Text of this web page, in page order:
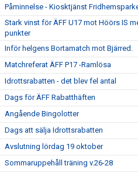
Påminnelse - Kiosktjänst
Stark vinst för ÄFF U17 mot Höörs IS
punkter
Inför helgens Bortamatch mot Bjärred.
Matchreferat ÄFF P17 -Ramlösa
Idrottsrabatten - det blev fel antal
Dags för ÄFF Rabatthäften
Angående Bingolotter
Dags att sälja Idrottsrabatten
Avslutning lördag 19 oktober
Sommaruppehåll träning v.26-28